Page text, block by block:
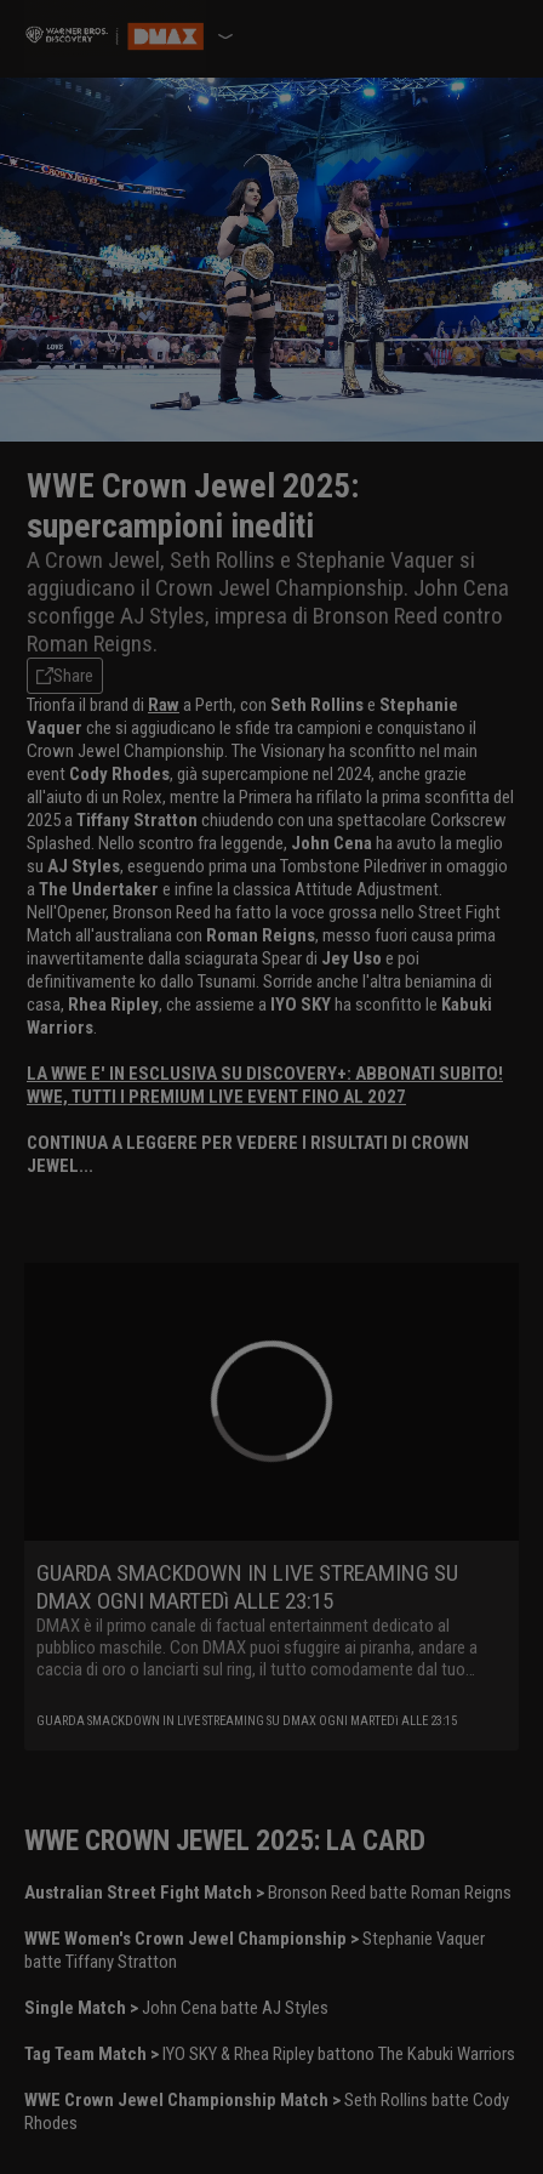
WWE Crown Jewel 2025:
supercampioni inediti
A Crown Jewel, Seth Rollins e Stephanie Vaquer si
aggiudicano il Crown Jewel Championship. John Cena
sconfigge AJ Styles, impresa di Bronson Reed contro
Roman Reigns.
Share
Trionfa il brand di Raw a Perth, con Seth Rollinse Stephanie
Vaquer che si aggiudicano le sfide tra campioni e conquistano il
Crown Jewel Championship. The Visionary ha sconfitto nel main
event Cody Rhodes, già supercampione nel 2024, anche grazie
all'aiuto di un Rolex, mentre la Primera ha rifilato la prima sconfitta del
2025 a Tiffany Stratton chiudendo con una spettacolare Corkscrew
Splashed. Nello scontro fra leggende, John Cena ha avuto la meglio
su AJ Styles, eseguendo prima una Tombstone Piledriver in omaggio
a The Undertaker e infine la classica Attitude Adjustment.
Nell'Opener, Bronson Reed ha fatto la voce grossa nello Street Fight
Match all'australiana con Roman Reigns, messo fuori causa prima
inavvertitamente dalla sciagurata Spear di Jey Uso e poi
definitivamente ko dallo Tsunami. Sorride anche l'altra beniamina di
casa, Rhea Ripley, che assieme a IYO SKYha sconfitto le Kabuki
Warriors
LA WWE E' IN ESCLUSIVA SU DISCOVERY+: ABBONATI SUBITO!
WWE, TUTTI I PREMIUM LIVE EVENT FINO AL 2027
CONTINUA A LEGGERE PER VEDERE I RISULTATI DI CROWN
JEWEL...
GUARDA SMACKDOWN IN LIVE STREAMING SU
DMAX OGNI MARTEDì ALLE 23:15
DMAX è il primo canale di factual entertainment dedicato al
pubblico maschile. Con DMAX puoi sfuggire ai piranha, andare a
caccia di oro o lanciarti sul ring, il tutto comodamente dal tuo
GUARDA SMACKDOWN IN LIVE STREAMING SU DMAX OGNI MARTEDì ALLE 23:15
WWE CROWN JEWEL 2025: LA CARD
Australian Street Fight Match >Bronson Reed batte Roman Reigns
WWE Women's Crown Jewel Championship >Stephanie Vaquer
batte Tiffany Stratton
Single Match > John Cena batte AJ Styles
Tag Team Match >IYO SKY & Rhea Ripley battono The Kabuki Warriors
WWE Crown Jewel Championship Match >Seth Rollins batte Cody
Rhodes